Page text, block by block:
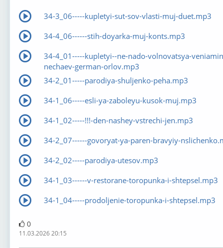
34-3_06-----kupletyi-sut-sov-vlasti-muj-duet.mp3
34-4_06------stih-doyarka-muj-konts.mp3
34-4_01-----kupletyi--ne-nado-volnovatsya-
nechaev-german-orlov.mp3
34-2_01-----parodiya-shuljenko-peha.mp3
34-1_06-----esli-ya-zaboleyu-kusok-muj.mp3
34-1_02-----!!!-den-nashey-vstrechi-jen.mp3
34-2_07------govoryat-ya-paren-bravyiy-
34-2_02-----parodiya-utesov.mp3
34-1_03------v-restorane-toropunka-i-shtepsel.mp3
34-1_04-----prodoljenie-toropunka-i-shtepsel.mp3
0
11.03.2026 20:15